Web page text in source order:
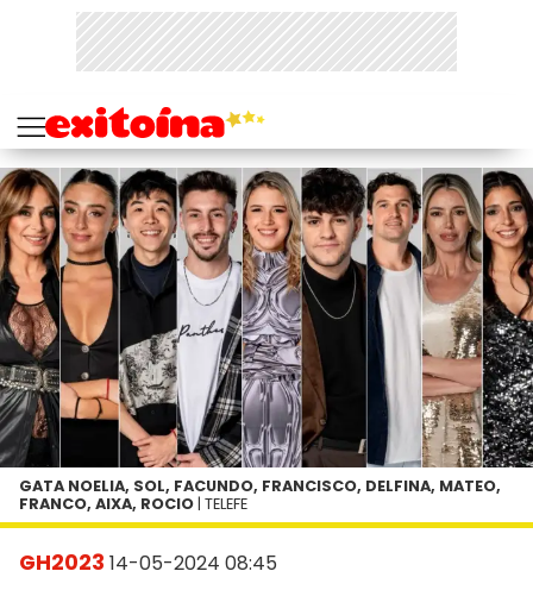
GH2023 14-05-2024 08:45
GATA NOELIA, SOL, FACUNDO, FRANCISCO, DELFINA, MATEO,
FRANCO, AIXA, ROCIO | TELEFE